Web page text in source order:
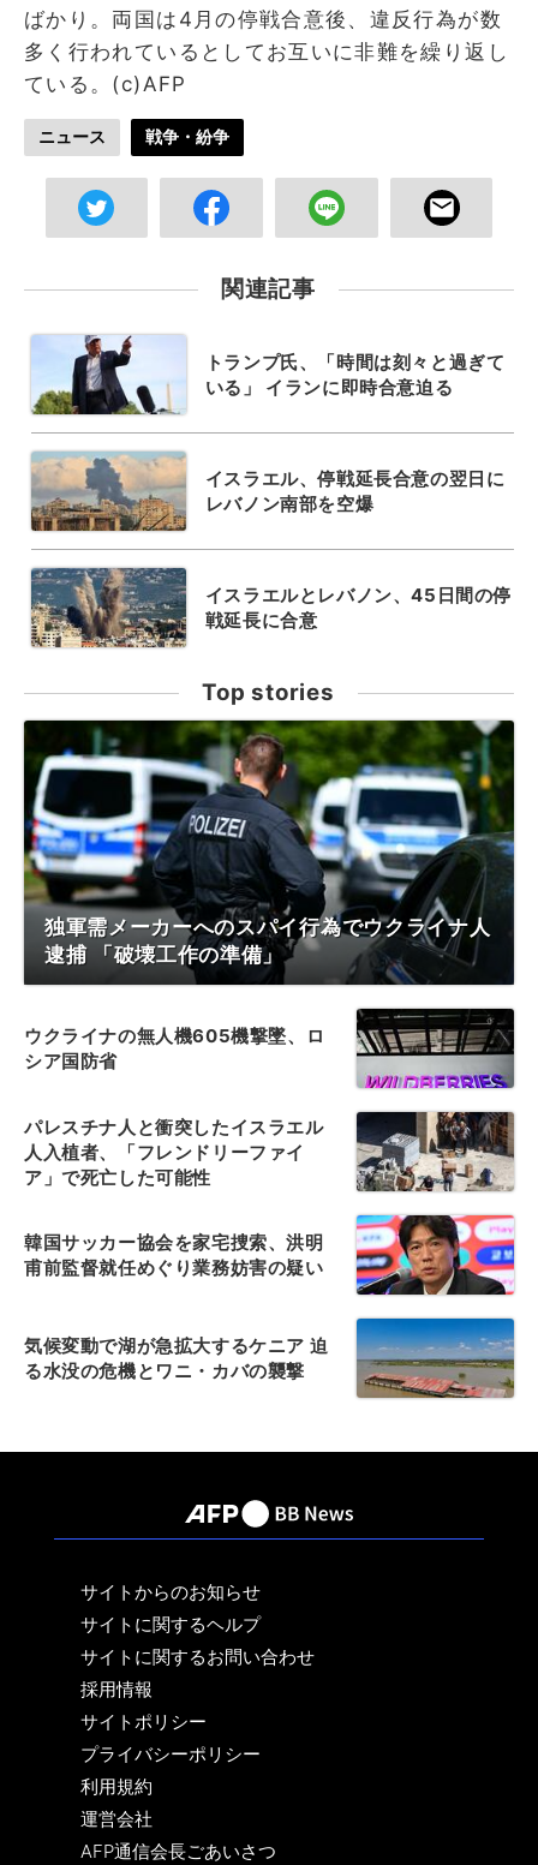
ばかり。両国は4月の停戦合意後、違反行為が数
多く行われているとしてお互いに非難を繰り返し
ている。(c)AFP
ニュース 戦争・紛争
関連記事
トランプ氏、「時間は刻々と過ぎて
いる」 イランに即時合意迫る
イスラエル、停戦延長合意の翌日に
レバノン南部を空爆
イスラエルとレバノン、45日間の停
戦延長に合意
Top stories
独軍需メーカーへのスパイ行為でウクライナ人
逮捕 「破壊工作の準備」
ウクライナの無人機605機撃墜、ロ
シア国防省
パレスチナ人と衝突したイスラエル
人入植者、「フレンドリーファイ
ア」で死亡した可能性
韓国サッカー協会を家宅捜索、洪明
甫前監督就任めぐり業務妨害の疑い
気候変動で湖が急拡大するケニア 迫
る水没の危機とワニ・カバの襲撃
サイトからのお知らせ
サイトに関するヘルプ
サイトに関するお問い合わせ
採用情報
サイトポリシー
プライバシーポリシー
利用規約
運営会社
AFP通信会長ごあいさつ